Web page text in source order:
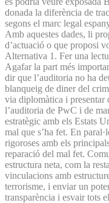
donada la diferència de
segons el marc legal
Amb aquestes dades, li
d’actuació o que proposi
Alternativa 1. Fer una
Agafar la part més
dir que l’auditoria no ha
blanqueig de diner del
via diplomàtica i presentar
l’auditoria de PwC i de
estratègic amb els Estats
mal que s’ha fet. En
rigoroses amb els
reparació del mal fet.
estructura neta, com la
vinculacions amb
terrorisme, i enviar un
transparència i esvair tots